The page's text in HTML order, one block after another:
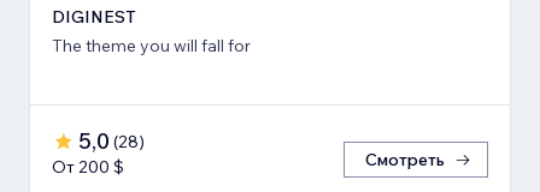
DIGINEST
The theme you will fall for
5,0 (28)
От 200 $
Смотреть